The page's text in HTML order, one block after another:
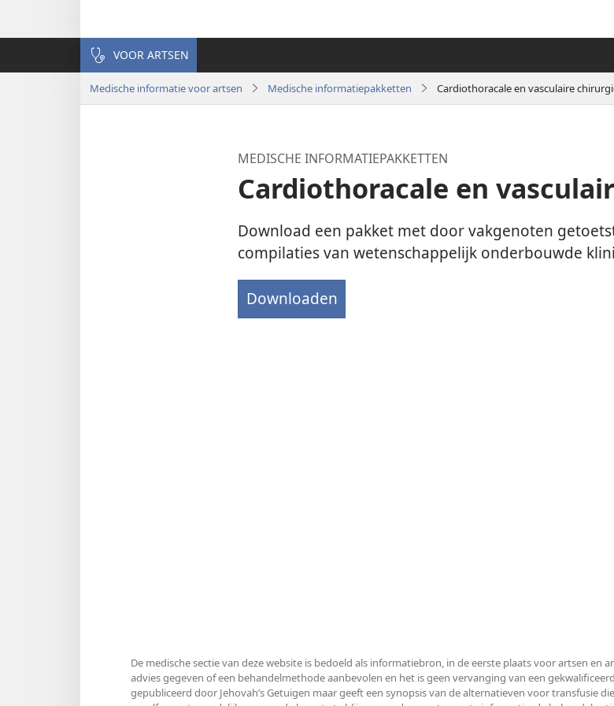
VOOR ARTSEN
Medische informatie voor artsen Medische informatiepakketten Cardiothoracale en vasculaire
MEDISCHE INFORMATIEPAKKETTEN
Cardiothoracale en
Download een pakket met door vakgenoten
compilaties van wetenschappelijk onderbouwde
Downloaden
De medische sectie van deze website is bedoeld als informatiebron, in de eerste plaats voor artsen en
advies gegeven of een behandelmethode aanbevolen en het is geen vervanging van een
gepubliceerd door Jehovah’s Getuigen maar geeft een synopsis van de alternatieven voor transfusie